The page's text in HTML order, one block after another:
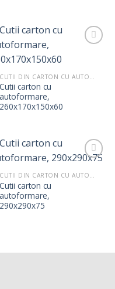
Cutii carton cu
autoformare,
260x170x150x60
CUTII DIN CARTON CU AUTOFORMARE
Cutii carton cu
autoformare,
290x290x75